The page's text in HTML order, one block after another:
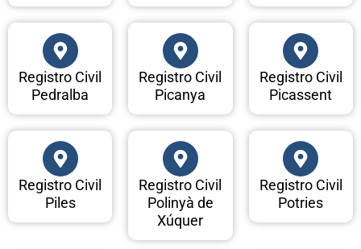
Registro Civil
Pedralba
Registro Civil
Picanya
Registro Civil
Picassent
Registro Civil
Piles
Registro Civil
Polinyà de
Xúquer
Registro Civil
Potries